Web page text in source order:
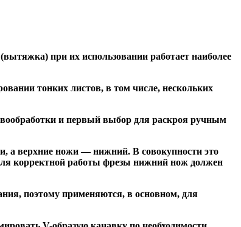
при их использовании работает наиболее
тонких листов, в том числе, нескольких
и первый выбор для раскроя ручным
а верхние ножи — нижний. В совокупности это
корректной работы фрезы нижний нож должен
поэтому применяются, в основном, для